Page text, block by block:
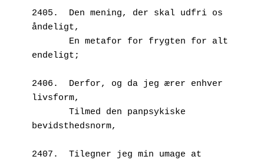
2405.  Den mening, der skal udfri os
åndeligt,
endeligt;
2406.  Derfor, og da jeg ærer enhver
livsform,
bevidsthedsnorm,
2407.  Tilegner jeg min umage at